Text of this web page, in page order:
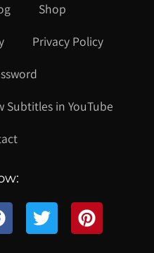
Shop
Privacy Policy
Subtitles in YouTube